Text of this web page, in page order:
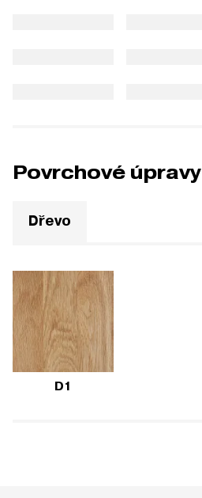
Povrchové úpravy
Dřevo
D1